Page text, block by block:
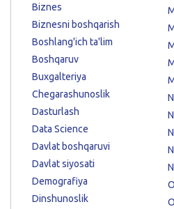
Biznes
Biznesni boshqarish
Boshlang'ich ta'lim
Boshqaruv
Buxgalteriya
Chegarashunoslik
Dasturlash
Data Science
Davlat boshqaruvi
Davlat siyosati
Demografiya
Dinshunoslik